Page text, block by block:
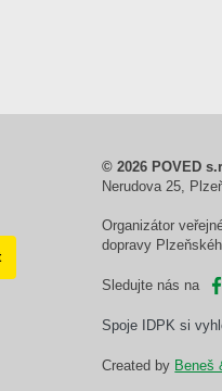
© 2026 POVED
Nerudova 25,
Organizátor
dopravy
Sledujte nás na
Spoje IDPK si
Created by Beneš